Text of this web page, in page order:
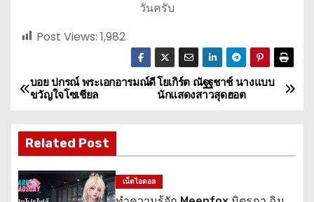
วันครับ
Post Views: 1,982
แ
ะ
แ
โยเกิร์ต ณัฐฐชาช์ นางแบบ
นักแสดงสาวสุดฮอต
บอย ปกรณ์ พระเอกอารมณ์ดี
ขวัญใจโซเชียล
Related Post
เน็ตไอดอล